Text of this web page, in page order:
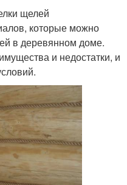
щелей
которые можно
в деревянном доме.
и недостатки, и